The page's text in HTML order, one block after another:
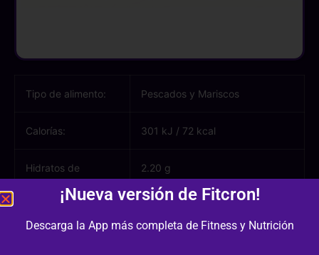
Tipo de alimento: Pescados y Mariscos
Calorías: 301 kJ / 72 kcal
Hidratos de
carbono:
2.20 g
Azúcares: 0.70 g
¡Nueva versión de Fitcron!
Descarga la App más completa de Fitness y Nutrición